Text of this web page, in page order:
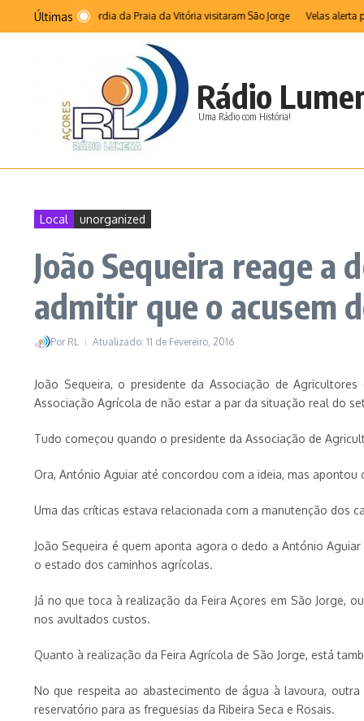
Ir para o conteúdo
Últimas
da Misericórdia da Praia da Vitória visitaram São Jorge Velas alerta para
Rádio
Uma Rádio com História!
Local unorganized
João Sequeira reage a
admitir que o acusem
Por RL Atualizado: 11 de Fevereiro, 2016
João Sequeira, o presidente da Associação de
Associação Agrícola de não estar a par da situação real do
Tudo começou quando o presidente da Associação de
Ora, António Aguiar até concordou com a ideia, mas
Uma das críticas estava relacionada com a manutenção dos
João Sequeira é quem aponta agora o dedo a António
o estado dos caminhos agrícolas.
Já no que toca à realização da Feira Açores em São Jorge,
nos avultados custos.
Quanto à realização da Feira Agrícola de São Jorge, está
No que respeita ao abastecimento de água à lavoura,
reservatório para as freguesias da Ribeira Seca e Rosais.